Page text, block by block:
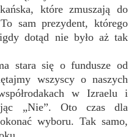
które zmuszają do
sam prezydent, którego
dotąd nie było aż tak
stara się o fundusze od
wszyscy o naszych
w Izraelu i
„Nie”. Oto czas dla
wyboru. Tak samo,